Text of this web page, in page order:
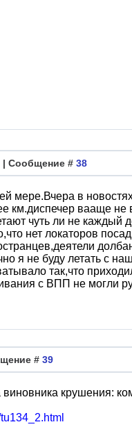
| Сообщение # 38
мере.Вчера в
км.диспечер вааще
чуть ли не каждый
нет локаторов
я не буду летать с
так,что
с ВПП не могли
# 39
крушения: